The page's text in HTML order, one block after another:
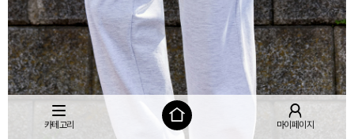
카테고리 마이페이지